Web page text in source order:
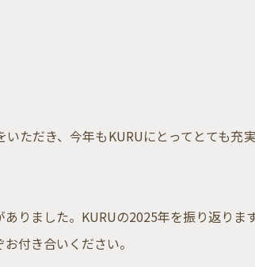
ただき、今年もKURUにとってとても
りました。KURUの2025年を振り返ります
付き合いください。